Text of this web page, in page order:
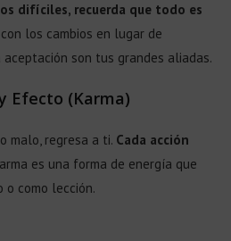
difíciles, recuerda que todo es
los cambios en lugar de
son tus grandes aliadas.
Efecto (Karma)
malo, regresa a ti. Cada acción
es una forma de energía que
o como lección.